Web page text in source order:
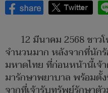
12 มีนาคม 2568 ชาว
จำนวนมาก หลังจากที่นัก
มหาดไทย ที่ก่อนหน้านี้เจ้
มารักษาพยาบาล พร้อมตั้